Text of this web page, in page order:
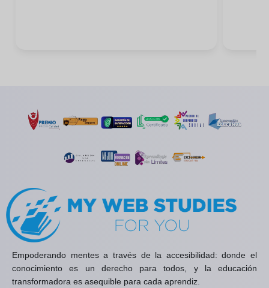
Empoderando mentes a través de la accesibilidad: donde el
conocimiento es un derecho para todos, y la educación
transformadora es asequible para cada aprendiz.